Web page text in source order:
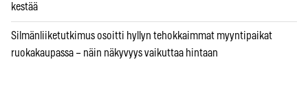
kestää
Silmänliiketutkimus osoitti hyllyn tehokkaimmat myyntipaikat
ruokakaupassa – näin näkyvyys vaikuttaa hintaan